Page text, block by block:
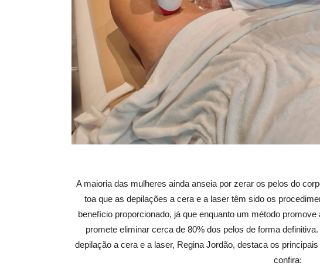
A maioria das mulheres ainda anseia por zerar os pelos do
toa que as depilações a cera e a laser têm sido os
benefício proporcionado, já que enquanto um método
promete eliminar cerca de 80% dos pelos de forma
depilação a cera e a laser, Regina Jordão, destaca os
confira: